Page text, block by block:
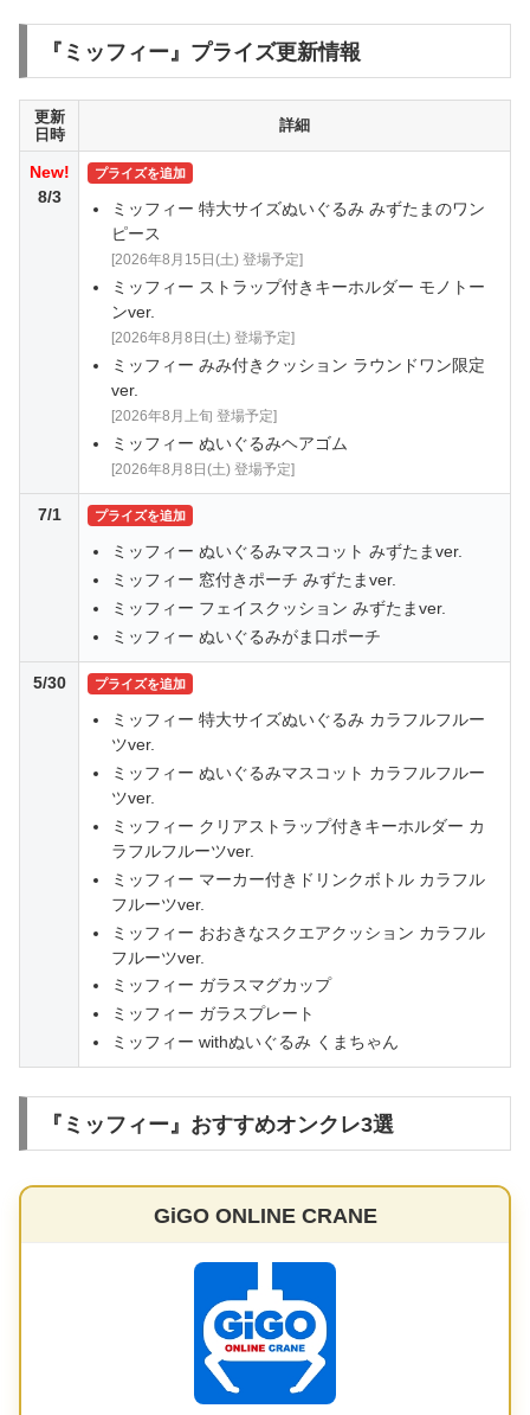
『ミッフィー』プライズ更新情報
更新
日時
詳細
New!
8/3
プライズを追加
ミッフィー 特大サイズぬいぐるみ みずたまのワン
ピース
[2026年8月15日(土) 登場予定]
ミッフィー ストラップ付きキーホルダー モノトー
ンver.
[2026年8月8日(土) 登場予定]
ミッフィー みみ付きクッション ラウンドワン限定
ver.
[2026年8月上旬 登場予定]
ミッフィー ぬいぐるみヘアゴム
[2026年8月8日(土) 登場予定]
7/1 プライズを追加
ミッフィー ぬいぐるみマスコット みずたまver.
ミッフィー 窓付きポーチ みずたまver.
ミッフィー フェイスクッション みずたまver.
ミッフィー ぬいぐるみがま口ポーチ
5/30 プライズを追加
ミッフィー 特大サイズぬいぐるみ カラフルフルー
ツver.
ミッフィー ぬいぐるみマスコット カラフルフルー
ツver.
ミッフィー クリアストラップ付きキーホルダー カ
ラフルフルーツver.
ミッフィー マーカー付きドリンクボトル カラフル
フルーツver.
ミッフィー おおきなスクエアクッション カラフル
フルーツver.
ミッフィー ガラスマグカップ
ミッフィー ガラスプレート
ミッフィー withぬいぐるみ くまちゃん
『ミッフィー』おすすめオンクレ3選
GiGO ONLINE CRANE